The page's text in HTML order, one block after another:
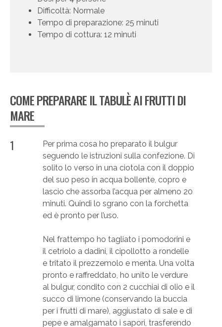
Difficoltà: Normale
Tempo di preparazione: 25 minuti
Tempo di cottura: 12 minuti
COME PREPARARE IL TABULÈ AI FRUTTI DI
MARE
1
Per prima cosa ho preparato il bulgur
seguendo le istruzioni sulla confezione. Di
solito lo verso in una ciotola con il doppio
del suo peso in acqua bollente, copro e
lascio che assorba l’acqua per almeno 20
minuti. Quindi lo sgrano con la forchetta
ed è pronto per l’uso.
Nel frattempo ho tagliato i pomodorini e
il cetriolo a dadini, il cipollotto a rondelle
e tritato il prezzemolo e menta. Una volta
pronto e raffreddato, ho unito le verdure
al bulgur, condito con 2 cucchiai di olio e il
succo di limone (conservando la buccia
per i frutti di mare), aggiustato di sale e di
pepe e amalgamato i sapori, trasferendo